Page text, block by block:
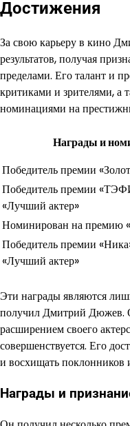
Достижения
За свою карьеру в кино
результатов, получая
пределами. Его талант и
критиками и зрителями, а
номинациями на
Награды и
Победитель премии
Победитель премии
«Лучший актер»
Номинирован на премию
Победитель премии
«Лучший актер»
Эти награды являются
получил Дмитрий Дюжев.
расширением своего
совершенствуется. Его
и восхищать поклонников
Награды и